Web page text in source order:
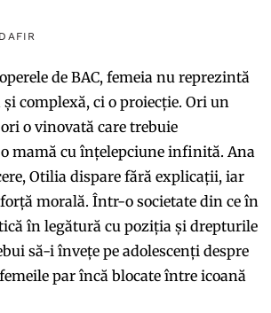
de BAC, femeia nu reprezintă
complexă, ci o proiecție. Ori un
o vinovată care trebuie
mamă cu înțelepciune infinită. Ana
Otilia dispare fără explicații, iar
morală. Într-o societate din ce în
în legătură cu poziția și drepturile
să-i învețe pe adolescenți despre
par încă blocate între icoană